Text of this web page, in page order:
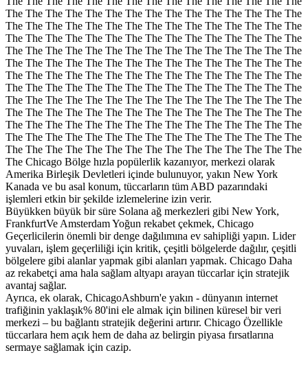
The The The The The The The The The The The The The The The
The The The The The The The The The The The The The The The
The The The The The The The The The The The The The The The
The The The The The The The The The The The The The The The
The The The The The The The The The The The The The The The
The The The The The The The The The The The The The The The
The The The The The The The The The The The The The The The
The The The The The The The The The The The The The The The
The The The The The The The The The The The The The The The
The The The The The The The The The The The The The The The
The The The The The The The The The The The The The The The
The The The The The The The The The The The The The The The
The Chicago Bölge hızla popülerlik kazanıyor, merkezi olarak
Amerika Birleşik Devletleri içinde bulunuyor, yakın New York
Kanada ve bu asal konum, tüccarların tüm ABD pazarındaki
işlemleri etkin bir şekilde izlemelerine izin verir.
Büyükken büyük bir süre Solana ağ merkezleri gibi New York,
FrankfurtVe Amsterdam Yoğun rekabet çekmek, Chicago
Geçerlicilerin önemli bir denge dağılımına ev sahipliği yapın. Lider
yuvaları, işlem geçerliliği için kritik, çeşitli bölgelerde dağılır, çeşitli
bölgelere gibi alanlar yapmak gibi alanları yapmak. Chicago Daha
az rekabetçi ama hala sağlam altyapı arayan tüccarlar için stratejik
avantaj sağlar.
Ayrıca, ek olarak, ChicagoAshburn'e yakın - dünyanın internet
trafiğinin yaklaşık% 80'ini ele almak için bilinen küresel bir veri
merkezi – bu bağlantı stratejik değerini artırır. Chicago Özellikle
tüccarlara hem açık hem de daha az belirgin piyasa fırsatlarına
sermaye sağlamak için cazip.